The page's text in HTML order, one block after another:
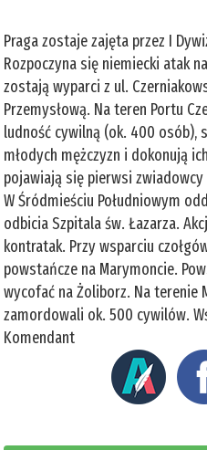
Praga zostaje zajęta przez I
Rozpoczyna się niemiecki atak
zostają wyparci z ul.
Przemysłową. Na teren Portu
ludność cywilną (ok. 400 osób),
młodych mężczyzn i dokonują
pojawiają się pierwsi
W Śródmieściu Południowym
odbicia Szpitala św. Łazarza.
kontratak. Przy wsparciu
powstańcze na Marymoncie.
wycofać na Żoliborz. Na terenie
zamordowali ok. 500 cywilów.
Komendant